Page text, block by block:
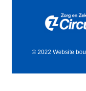
© 2022 Website